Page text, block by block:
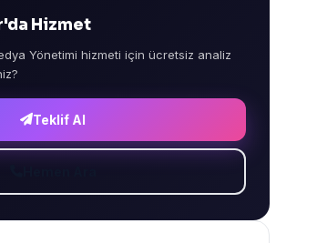
Hizmet
Yönetimi hizmeti için ücretsiz analiz
Teklif Al